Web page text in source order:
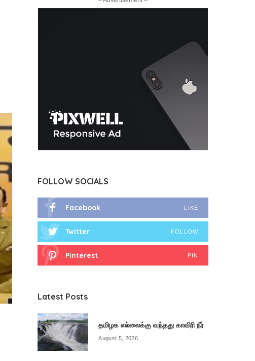
FOLLOW SOCIALS
Facebook LIKE
Twitter FOLLOW
Pinterest PIN
Latest Posts
தமிழக எல்லைக்கு வந்தது காவிரி நீர்
August 5, 2026